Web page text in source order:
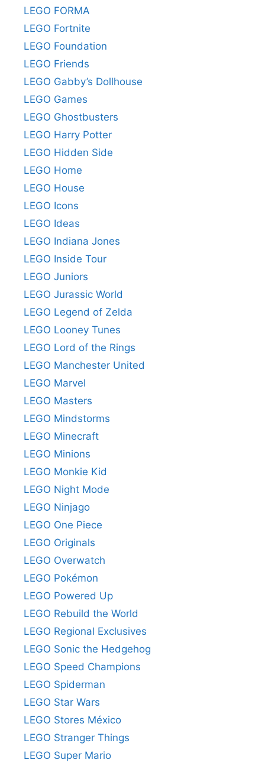
LEGO FORMA
LEGO Fortnite
LEGO Foundation
LEGO Friends
LEGO Gabby’s Dollhouse
LEGO Games
LEGO Ghostbusters
LEGO Harry Potter
LEGO Hidden Side
LEGO Home
LEGO House
LEGO Icons
LEGO Ideas
LEGO Indiana Jones
LEGO Inside Tour
LEGO Juniors
LEGO Jurassic World
LEGO Legend of Zelda
LEGO Looney Tunes
LEGO Lord of the Rings
LEGO Manchester United
LEGO Marvel
LEGO Masters
LEGO Mindstorms
LEGO Minecraft
LEGO Minions
LEGO Monkie Kid
LEGO Night Mode
LEGO Ninjago
LEGO One Piece
LEGO Originals
LEGO Overwatch
LEGO Pokémon
LEGO Powered Up
LEGO Rebuild the World
LEGO Regional Exclusives
LEGO Sonic the Hedgehog
LEGO Speed Champions
LEGO Spiderman
LEGO Star Wars
LEGO Stores México
LEGO Stranger Things
LEGO Super Mario